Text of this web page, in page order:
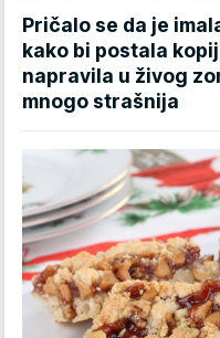
Pričalo se da je
kako bi postala
napravila u živog
mnogo strašnija